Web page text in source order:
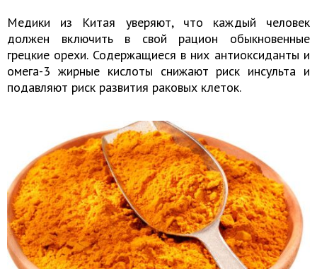
Медики из Китая уверяют, что каждый человек
должен включить в свой рацион обыкновенные
грецкие орехи. Содержащиеся в них антиоксиданты и
омега-3 жирные кислоты снижают риск инсульта и
подавляют риск развития раковых клеток.